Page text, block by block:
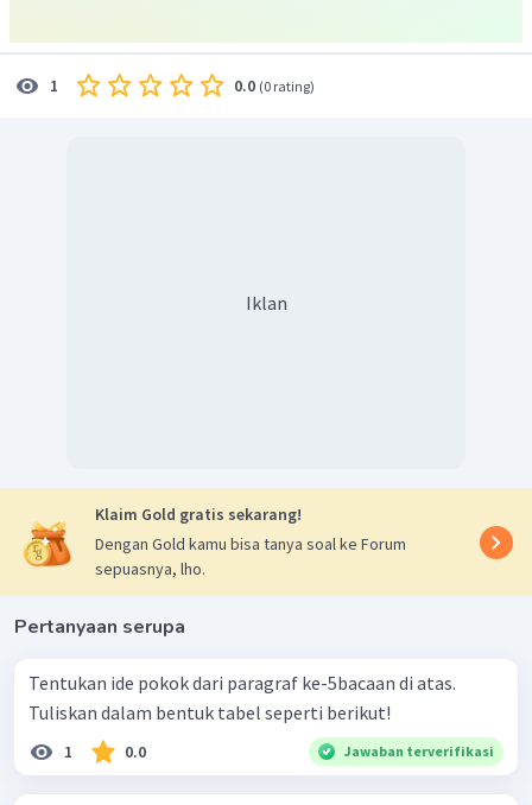
1 0.0 (0 rating)
Iklan
Klaim Gold gratis sekarang!
Dengan Gold kamu bisa tanya soal ke Forum
sepuasnya, lho.
Pertanyaan serupa
Tentukan ide pokok dari paragraf ke-5bacaan di atas.
Tuliskan dalam bentuk tabel seperti berikut!
1 0.0 Jawaban terverifikasi